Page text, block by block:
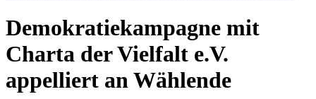
Demokratiekampagne mit
Charta der Vielfalt e.V.
appelliert an Wählende